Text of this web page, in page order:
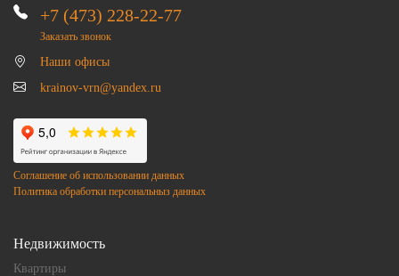
+7 (473) 228-22-77
Заказать звонок
Наши офисы
krainov-vrn@yandex.ru
Соглашение об использовании данных
Политика обработки персональныз данных
Недвижимость
Квартиры